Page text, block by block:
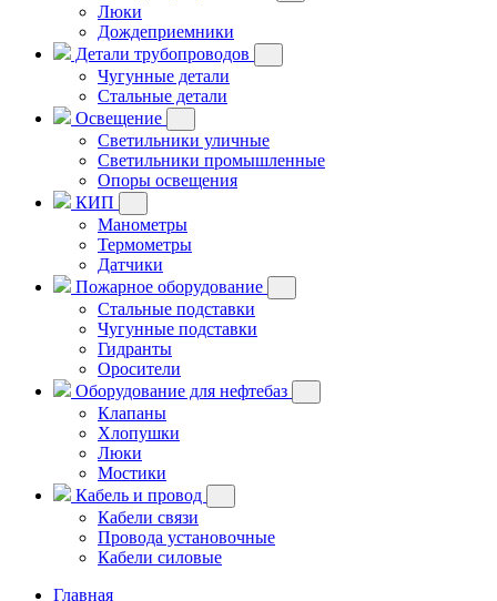
Люки
Дождеприемники
Детали трубопроводов
Чугунные детали
Стальные детали
Освещение
Светильники уличные
Светильники промышленные
Опоры освещения
КИП
Манометры
Термометры
Датчики
Пожарное оборудование
Стальные подставки
Чугунные подставки
Гидранты
Оросители
Оборудование для нефтебаз
Клапаны
Хлопушки
Люки
Мостики
Кабель и провод
Кабели связи
Провода установочные
Кабели силовые
Главная